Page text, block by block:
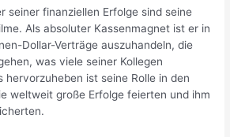
seiner finanziellen Erfolge sind seine
Als absoluter Kassenmagnet ist er in
Dollar-Verträge auszuhandeln, die
was viele seiner Kollegen
hervorzuheben ist seine Rolle in den
weltweit große Erfolge feierten und ihm